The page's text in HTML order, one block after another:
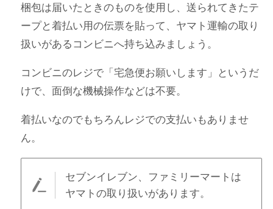
梱包は届いたときのものを使用し、送られてきたテ
ープと着払い用の伝票を貼って、ヤマト運輸の取り
扱いがあるコンビニへ持ち込みましょう。
コンビニのレジで「宅急便お願いします」というだ
けで、面倒な機械操作などは不要。
着払いなのでもちろんレジでの支払いもありませ
ん。
セブンイレブン、ファミリーマートは
ヤマトの取り扱いがあります。